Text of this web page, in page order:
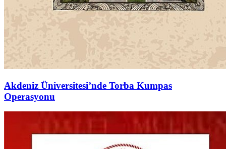
Akdeniz Üniversitesi’nde Torba Kumpas
Operasyonu